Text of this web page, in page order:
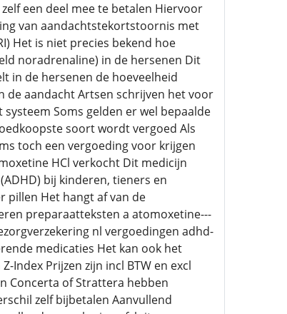
een deel mee te betalen Hiervoor
van aandachtstekortstoornis met
Het is niet precies bekend hoe
noradrenaline) in de hersenen Dit
in de hersenen de hoeveelheid
aandacht Artsen schrijven het voor
Soms gelden er wel bepaalde
soort wordt vergoed Als
toch een vergoeding voor krijgen
HCl verkocht Dit medicijn
bij kinderen, tieners en
pillen Het hangt af van de
preparaatteksten a atomoxetine---
nl vergoedingen adhd-
medicaties Het kan ook het
Index Prijzen zijn incl BTW en excl
Concerta of Strattera hebben
zelf bijbetalen Aanvullend